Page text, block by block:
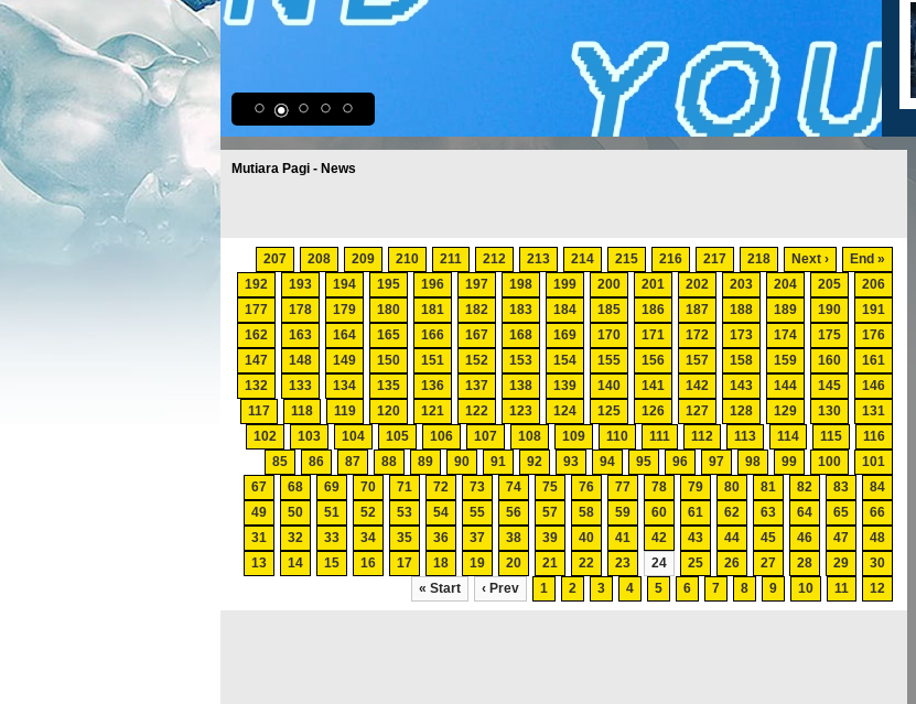
Mutiara Pagi - News
End »
Next ›
218
217
216
215
214
213
212
211
210
209
208
207
206
205
204
203
202
201
200
199
198
197
196
195
194
193
192
191
190
189
188
187
186
185
184
183
182
181
180
179
178
177
176
175
174
173
172
171
170
169
168
167
166
165
164
163
162
161
160
159
158
157
156
155
154
153
152
151
150
149
148
147
146
145
144
143
142
141
140
139
138
137
136
135
134
133
132
131
130
129
128
127
126
125
124
123
122
121
120
119
118
117
116
115
114
113
112
111
110
109
108
107
106
105
104
103
102
101
100
99
98
97
96
95
94
93
92
91
90
89
88
87
86
85
84
83
82
81
80
79
78
77
76
75
74
73
72
71
70
69
68
67
66
65
64
63
62
61
60
59
58
57
56
55
54
53
52
51
50
49
48
47
46
45
44
43
42
41
40
39
38
37
36
35
34
33
32
31
30
29
28
27
26
25
24
23
22
21
20
19
18
17
16
15
14
13
12
11
10
9
8
7
6
5
4
3
2
1
‹ Prev
« Start